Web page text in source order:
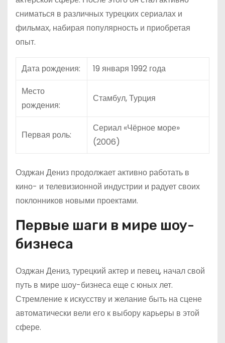
сниматься в различных турецких сериалах и
фильмах, набирая популярность и приобретая
опыт.
Дата рождения:
19 января 1992 года
Место
рождения:
Стамбул, Турция
Первая роль:
Сериал «Чёрное море»
(2006)
Озджан Дениз продолжает активно работать в
кино- и телевизионной индустрии и радует своих
поклонников новыми проектами.
Первые шаги в мире шоу-
бизнеса
Озджан Дениз, турецкий актер и певец, начал свой
путь в мире шоу-бизнеса еще с юных лет.
Стремление к искусству и желание быть на сцене
автоматически вели его к выбору карьеры в этой
сфере.